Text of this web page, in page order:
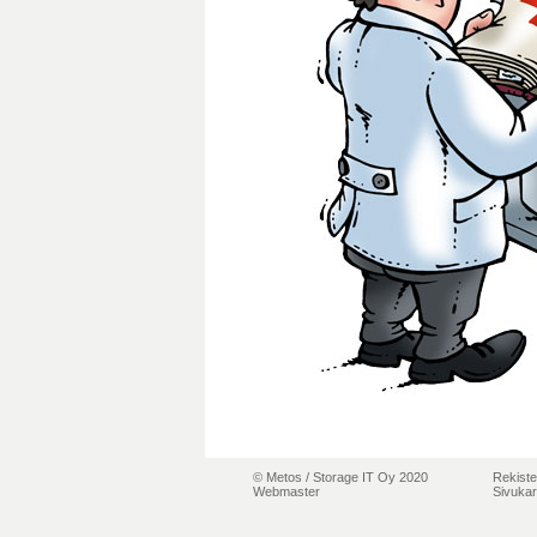
© Metos / Storage IT Oy 2020
Webmaster